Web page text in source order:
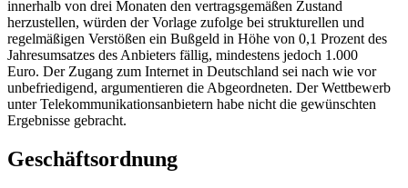
innerhalb von drei Monaten den vertragsgemäßen Zustand
herzustellen, würden der Vorlage zufolge bei strukturellen und
regelmäßigen Verstößen ein Bußgeld in Höhe von 0,1 Prozent des
Jahresumsatzes des Anbieters fällig, mindestens jedoch 1.000
Euro. Der Zugang zum Internet in Deutschland sei nach wie vor
unbefriedigend, argumentieren die Abgeordneten. Der Wettbewerb
unter Telekommunikationsanbietern habe nicht die gewünschten
Ergebnisse gebracht.
Geschäftsordnung